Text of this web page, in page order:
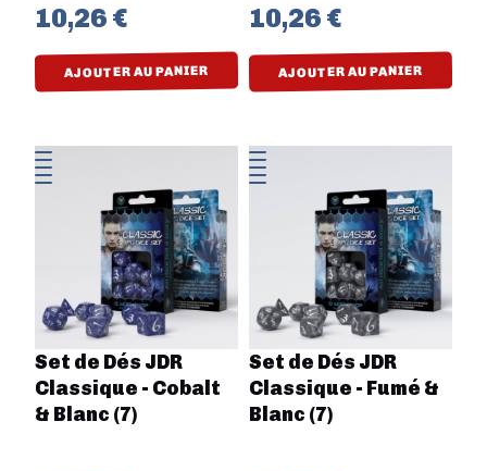
10,26 €
AJOUTER AU PANIER
10,26 €
AJOUTER AU PANIER
Set de Dés JDR
Classique - Cobalt
& Blanc (7)
Set de Dés JDR
Classique - Fumé &
Blanc (7)